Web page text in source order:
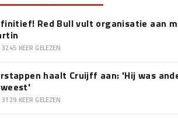
Red Bull vult organisatie aan
3245 KEER GELEZEN
haalt Cruijff aan: 'Hij was
3129 KEER GELEZEN